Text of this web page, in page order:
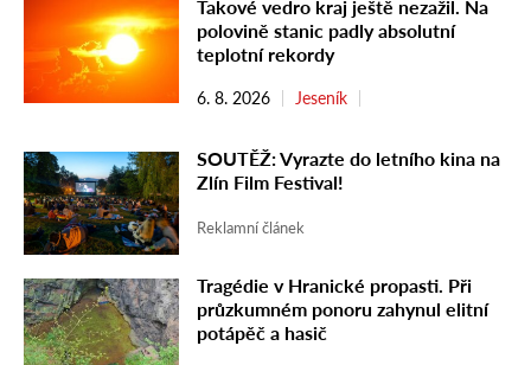
Takové vedro kraj ještě nezažil. Na
polovině stanic padly absolutní
teplotní rekordy
6. 8. 2026 Jeseník
SOUTĚŽ: Vyrazte do letního kina na
Zlín Film Festival!
Reklamní článek
Tragédie v Hranické propasti. Při
průzkumném ponoru zahynul elitní
potápěč a hasič